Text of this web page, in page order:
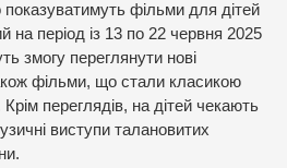
показуватимуть фільми для дітей
на період із 13 по 22 червня 2025
змогу переглянути нові
фільми, що стали класикою
Крім переглядів, на дітей чекають
виступи талановитих